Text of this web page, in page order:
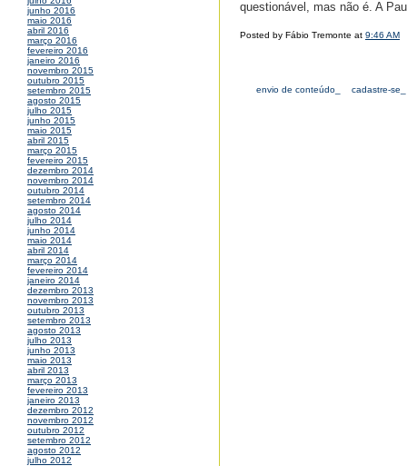
junho 2016
maio 2016
abril 2016
março 2016
fevereiro 2016
janeiro 2016
novembro 2015
outubro 2015
setembro 2015
agosto 2015
julho 2015
junho 2015
maio 2015
abril 2015
março 2015
fevereiro 2015
dezembro 2014
novembro 2014
outubro 2014
setembro 2014
agosto 2014
julho 2014
junho 2014
maio 2014
abril 2014
março 2014
fevereiro 2014
janeiro 2014
dezembro 2013
novembro 2013
outubro 2013
setembro 2013
agosto 2013
julho 2013
junho 2013
maio 2013
abril 2013
março 2013
fevereiro 2013
janeiro 2013
dezembro 2012
novembro 2012
outubro 2012
setembro 2012
agosto 2012
julho 2012
questionável, mas não é. A
Posted by Fábio Tremonte at 9:46 AM
envio de conteúdo_ cadastre-se_